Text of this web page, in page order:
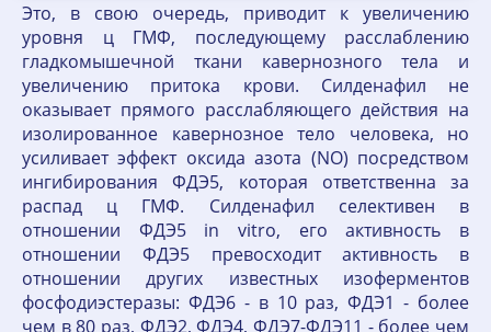
Это, в свою очередь, приводит к увеличению
уровня ц ГМФ, последующему расслаблению
гладкомышечной ткани кавернозного тела и
увеличению притока крови. Силденафил не
оказывает прямого расслабляющего действия на
изолированное кавернозное тело человека, но
усиливает эффект оксида азота (NО) посредством
ингибирования ФДЭ5, которая ответственна за
распад ц ГМФ. Силденафил селективен в
отношении ФДЭ5 in vitro, его активность в
отношении ФДЭ5 превосходит активность в
отношении других известных изоферментов
фосфодиэстеразы: ФДЭ6 - в 10 раз, ФДЭ1 - более
чем в 80 раз, ФДЭ2, ФДЭ4, ФДЭ7-ФДЭ11 - более чем